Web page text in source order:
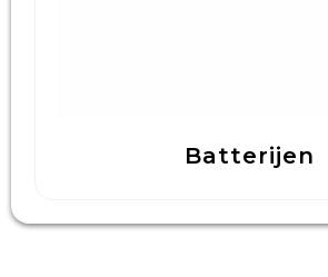
Batterijen